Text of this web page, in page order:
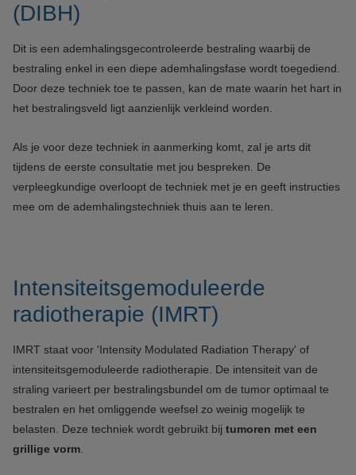
(DIBH)
Dit is een ademhalingsgecontroleerde bestraling waarbij de
bestraling enkel in een diepe ademhalingsfase wordt toegediend.
Door deze techniek toe te passen, kan de mate waarin het hart in
het bestralingsveld ligt aanzienlijk verkleind worden.
Als je voor deze techniek in aanmerking komt, zal je arts dit
tijdens de eerste consultatie met jou bespreken. De
verpleegkundige overloopt de techniek met je en geeft instructies
mee om de ademhalingstechniek thuis aan te leren.
Intensiteitsgemoduleerde
radiotherapie (IMRT)
IMRT staat voor 'Intensity Modulated Radiation Therapy' of
intensiteitsgemoduleerde radiotherapie. De intensiteit van de
straling varieert per bestralingsbundel om de tumor optimaal te
bestralen en het omliggende weefsel zo weinig mogelijk te
belasten. Deze techniek wordt gebruikt bij tumoren met een
grillige vorm